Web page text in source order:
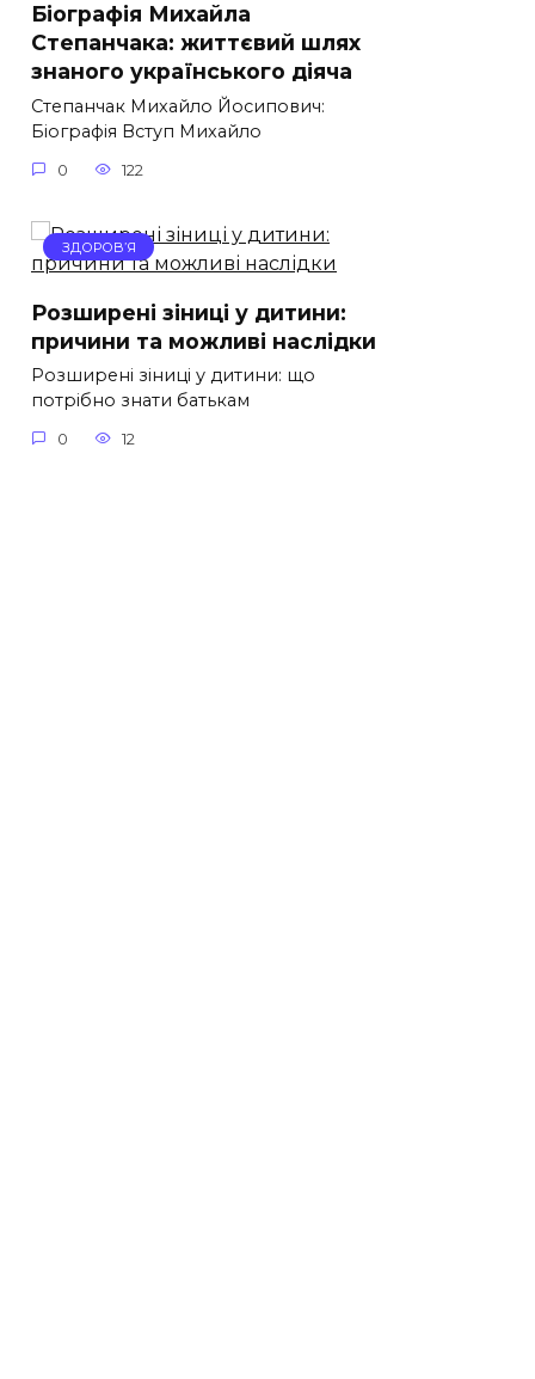
Біографія Михайла
Степанчака: життєвий шлях
знаного українського діяча
Степанчак Михайло Йосипович:
Біографія Вступ Михайло
0 122
ЗДОРОВ’Я
Розширені зіниці у дитини:
причини та можливі наслідки
Розширені зіниці у дитини: що
потрібно знати батькам
0 12